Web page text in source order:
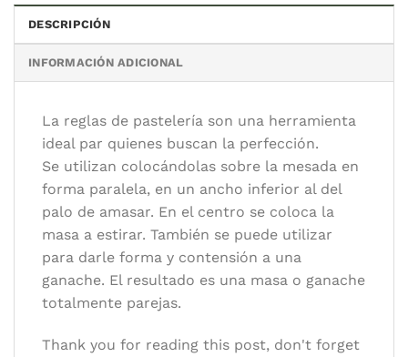
Categoría:Accesorios
DESCRIPCIÓN
INFORMACIÓN ADICIONAL
La reglas de pastelería son una herramienta
ideal par quienes buscan la perfección.
Se utilizan colocándolas sobre la mesada en
forma paralela, en un ancho inferior al del
palo de amasar. En el centro se coloca la
masa a estirar. También se puede utilizar
para darle forma y contensión a una
ganache. El resultado es una masa o ganache
totalmente parejas.
Thank you for reading this post, don't forget